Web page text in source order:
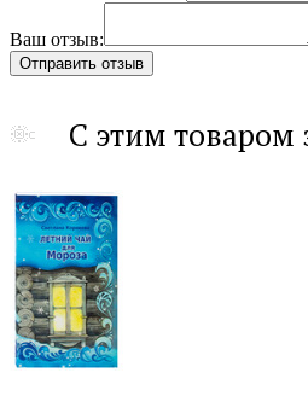
Ваш отзыв:
С этим товаром